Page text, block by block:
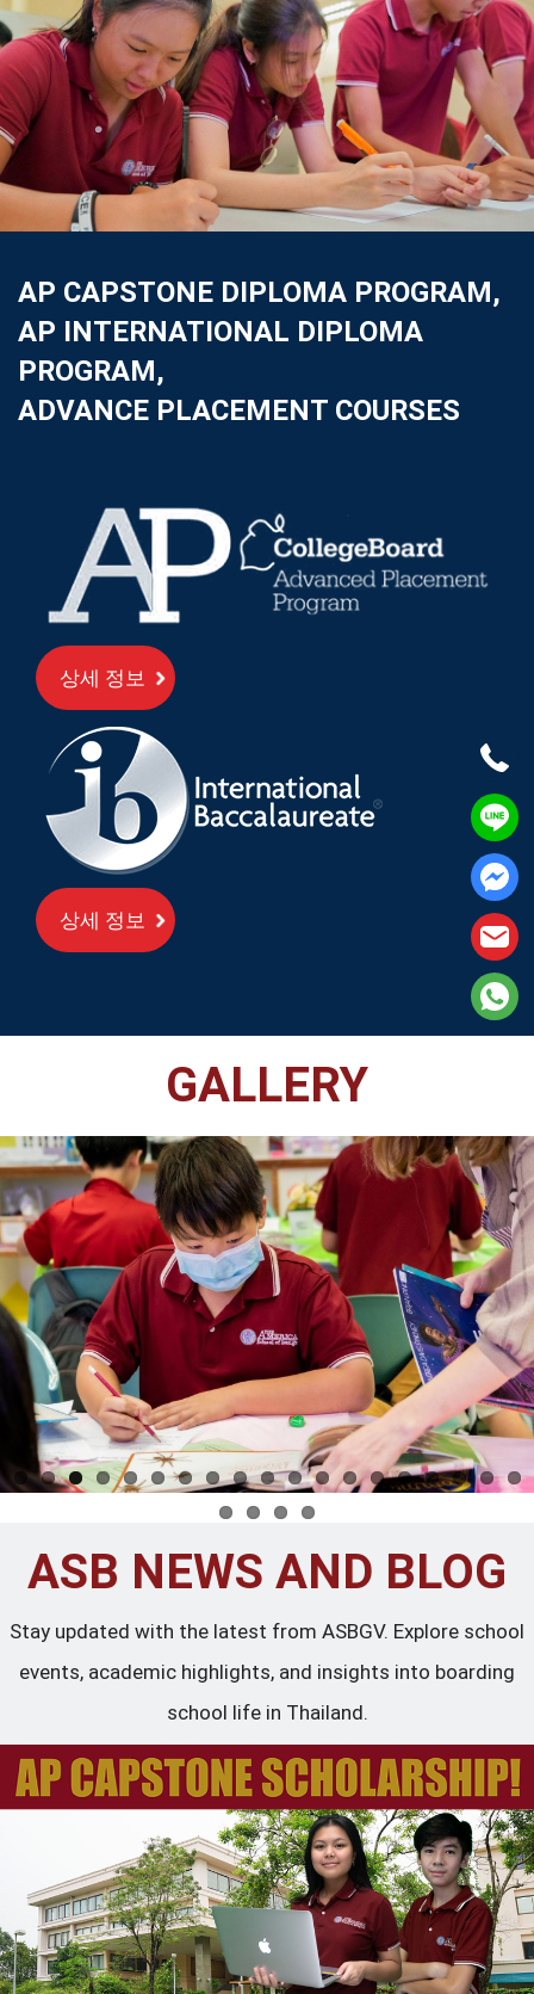
AP CAPSTONE DIPLOMA PROGRAM,
AP INTERNATIONAL DIPLOMA
PROGRAM,
ADVANCE PLACEMENT COURSES
상세 정보
상세 정보
GALLERY
ASB NEWS AND BLOG
Stay updated with the latest from ASBGV. Explore school
events, academic highlights, and insights into boarding
school life in Thailand.